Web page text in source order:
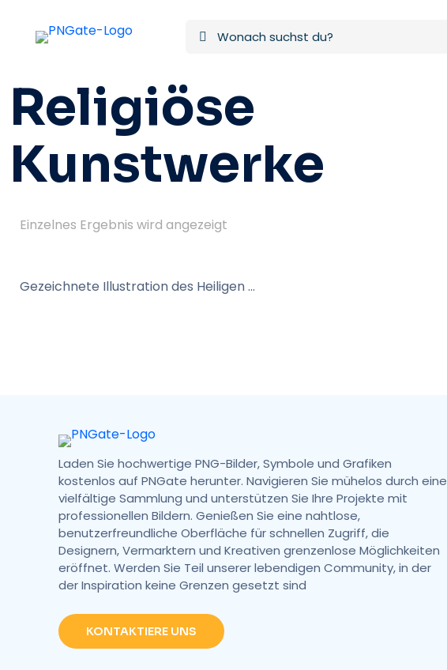
Religiöse
Kunstwerke
Einzelnes Ergebnis wird angezeigt
Gezeichnete Illustration des Heiligen Judas Kostenlose PNG
Laden Sie hochwertige PNG-Bilder, Symbole und Grafiken
kostenlos auf PNGate herunter. Navigieren Sie mühelos durch eine
vielfältige Sammlung und unterstützen Sie Ihre Projekte mit
professionellen Bildern. Genießen Sie eine nahtlose,
benutzerfreundliche Oberfläche für schnellen Zugriff, die
Designern, Vermarktern und Kreativen grenzenlose Möglichkeiten
eröffnet. Werden Sie Teil unserer lebendigen Community, in der
der Inspiration keine Grenzen gesetzt sind
KONTAKTIERE UNS